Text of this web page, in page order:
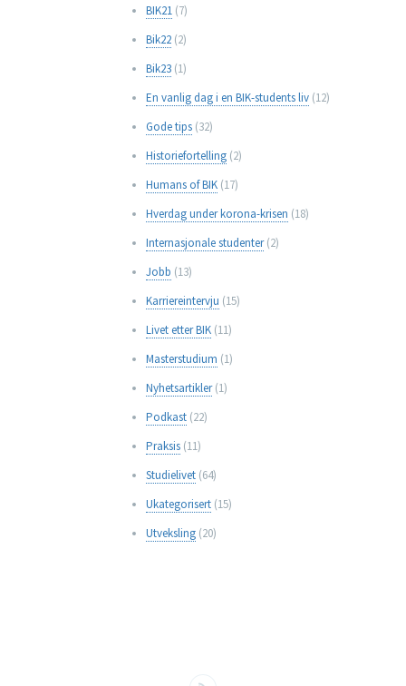
BIK21(7)
Bik22(2)
Bik23(1)
En vanlig dag i en BIK-students liv(12)
Gode tips(32)
Historiefortelling(2)
Humans of BIK(17)
Hverdag under korona-krisen (18)
Internasjonale studenter(2)
Jobb (13)
Karriereintervju (15)
Livet etter BIK(11)
Masterstudium (1)
Nyhetsartikler(1)
Podkast(22)
Praksis(11)
Studielivet(64)
Ukategorisert(15)
Utveksling(20)